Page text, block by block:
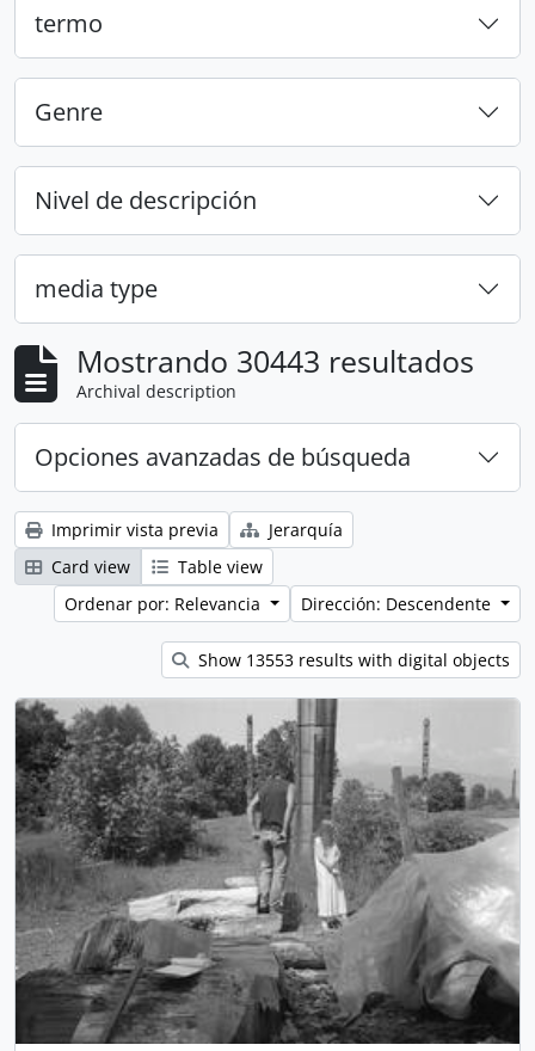
termo
Genre
Nivel de descripción
media type
Mostrando 30443 resultados
Archival description
Opciones avanzadas de búsqueda
Imprimir vista previa
Jerarquía
Card view
Table view
Ordenar por: Relevancia
Dirección: Descendente
Show 13553 results with digital objects